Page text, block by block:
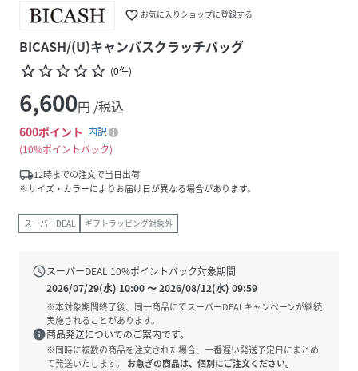
favorite_border お気に入りショップに登録する
BICASH/(U)キャンバスクラッチバッグ
star_borderstar_borderstar_borderstar_borderstar_border (0件)
6,600円 /税込
600ポイント 内訳
10%ポイントバック
local_shipping12時までの注文で当日出荷
※サイズ・カラーによりお届け日が異なる場合があります。
スーパーDEAL ギフトラッピング対象外
scheduleスーパーDEAL 10%ポイントバック対象期間
2026/07/29(水) 10:00〜2026/08/12(水) 09:59
※本対象期間終了後、同一商品にてスーパーDEALキャンペーンが継続
実施されることがあります。
info商品発送についてのご案内です。
※同時に複数の商品を注文された場合、一番遅い発送予定日にまとめ
て発送いたします。
お急ぎの商品は、個別にご注文ください。